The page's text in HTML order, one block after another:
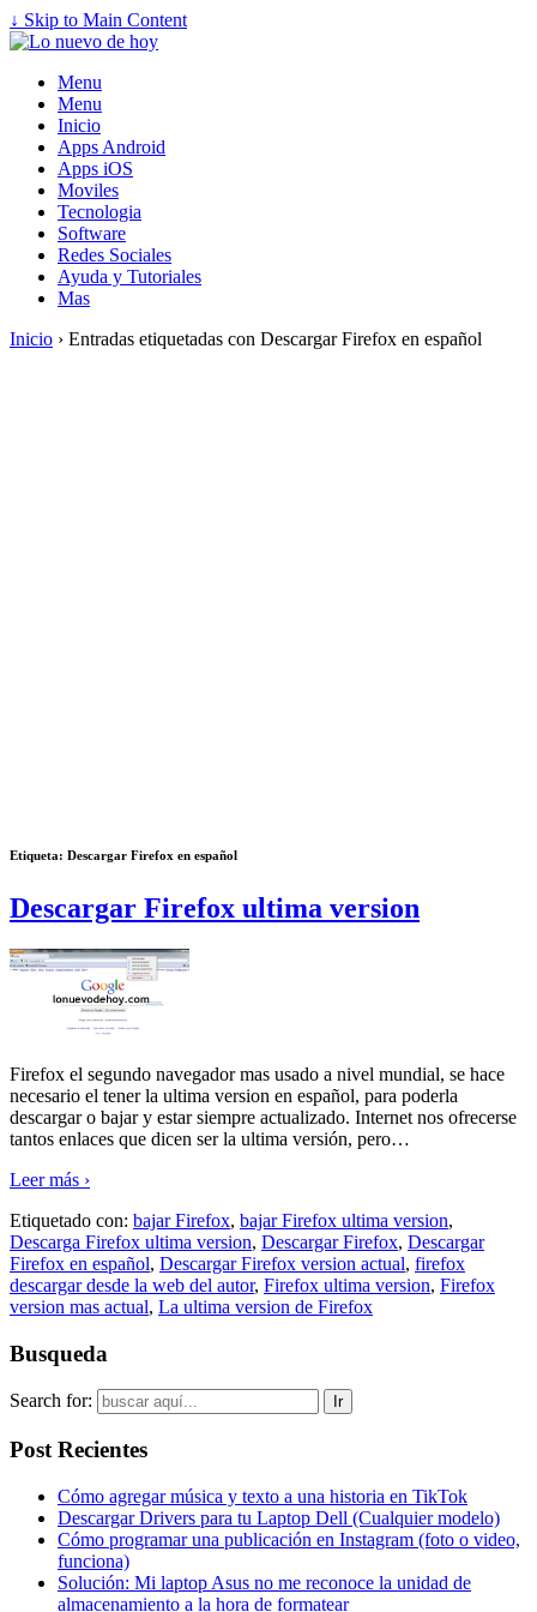
↓ Skip to Main Content
Menu
Menu
Inicio
Apps Android
Apps iOS
Moviles
Tecnologia
Software
Redes Sociales
Ayuda y Tutoriales
Mas
Inicio › Entradas etiquetadas con Descargar Firefox en español
Etiqueta: Descargar Firefox en español
Descargar Firefox ultima version
Firefox el segundo navegador mas usado a nivel mundial, se hace
necesario el tener la ultima version en español, para poderla
descargar o bajar y estar siempre actualizado. Internet nos ofrecerse
tantos enlaces que dicen ser la ultima versión, pero…
Leer más ›
Etiquetado con: bajar Firefox, bajar Firefox ultima version,
Descarga Firefox ultima version, Descargar Firefox, Descargar
Firefox en español, Descargar Firefox version actual, firefox
descargar desde la web del autor, Firefox ultima version, Firefox
version mas actual, La ultima version de Firefox
Busqueda
Search for:
Post Recientes
Cómo agregar música y texto a una historia en TikTok
Descargar Drivers para tu Laptop Dell (Cualquier modelo)
Cómo programar una publicación en Instagram (foto o video,
funciona)
Solución: Mi laptop Asus no me reconoce la unidad de
almacenamiento a la hora de formatear